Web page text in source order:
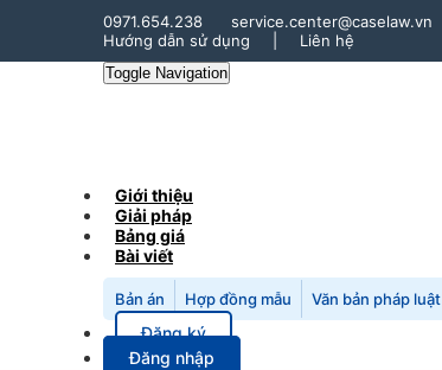
0971.654.238
service.center@caselaw.vn
Hướng dẫn sử dụng
Liên hệ
Toggle Navigation
Giới thiệu
Giải pháp
Bảng giá
Bài viết
Bản án Hợp đồng mẫu Văn bản pháp luật
Đăng ký
Đăng nhập